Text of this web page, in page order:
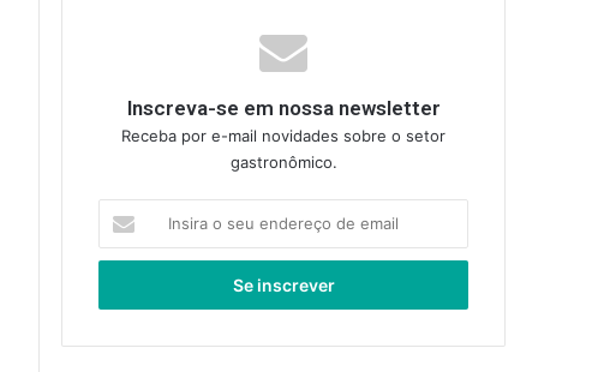
Inscreva-se em nossa newsletter
Receba por e-mail novidades sobre o setor
gastronômico.
seu
de